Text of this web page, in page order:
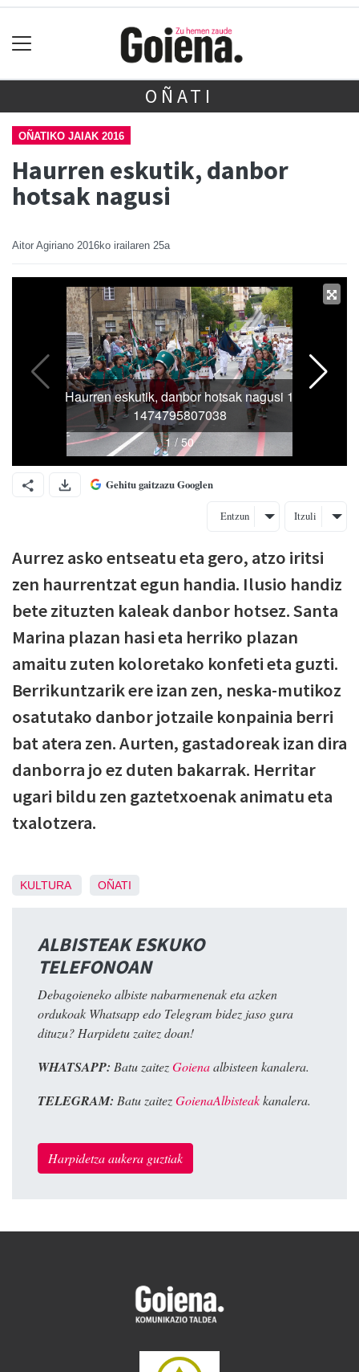
OÑATI
OÑATIKO JAIAK 2016
Haurren eskutik, danbor
hotsak nagusi
Aitor Agiriano 2016ko irailaren 25a
Gehitu gaitzazu Googlen
Entzun Itzuli
Aurrez asko entseatu eta gero, atzo iritsi
zen haurrentzat egun handia. Ilusio handiz
bete zituzten kaleak danbor hotsez. Santa
Marina plazan hasi eta herriko plazan
amaitu zuten koloretako konfeti eta guzti.
Berrikuntzarik ere izan zen, neska-mutikoz
osatutako danbor jotzaile konpainia berri
bat atera zen. Aurten, gastadoreak izan dira
danborra jo ez duten bakarrak. Herritar
ugari bildu zen gaztetxoenak animatu eta
txalotzera.
KULTURA OÑATI
ALBISTEAK ESKUKO
TELEFONOAN
Debagoieneko albiste nabarmenenak eta azken
ordukoak Whatsapp edo Telegram bidez jaso gura
dituzu? Harpidetu zaitez doan!
WHATSAPP: Batu zaitezGoienaalbisteen kanalera.
TELEGRAM: Batu zaitezGoienaAlbisteakkanalera.
Harpidetza aukera guztiak